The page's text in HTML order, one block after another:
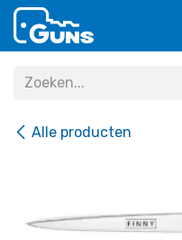
Overslaan naar inhoud
Alle producten